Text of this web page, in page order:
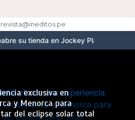
revista@ineditos.pe
en Jockey Plaza con el nuevo formato
exclusiva en
y Menorca para
del eclipse solar total